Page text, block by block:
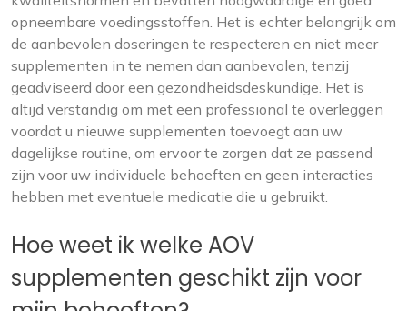
opneembare voedingsstoffen. Het is echter belangrijk om
de aanbevolen doseringen te respecteren en niet meer
supplementen in te nemen dan aanbevolen, tenzij
geadviseerd door een gezondheidsdeskundige. Het is
altijd verstandig om met een professional te overleggen
voordat u nieuwe supplementen toevoegt aan uw
dagelijkse routine, om ervoor te zorgen dat ze passend
zijn voor uw individuele behoeften en geen interacties
hebben met eventuele medicatie die u gebruikt.
Hoe weet ik welke AOV
supplementen geschikt zijn voor